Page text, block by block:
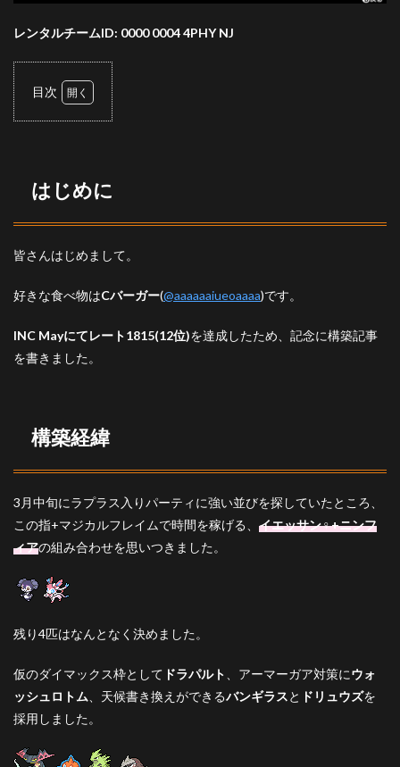
レンタルチームID: 0000 0004 4PHY NJ
目次
構築
構成
イエ
ン♀
3.2
3.3
パル
3.4
ロト
ム水
3.5
バン
ス
ドリ
ュウ
選出
はじめに
皆さんはじめまして。
好きな食べ物はCバーガー(@aaaaaaiueoaaaa)です。
INC Mayにてレート1815(12位)を達成したため、記念に構築記事
を書きました。
構築経緯
3月中旬にラプラス入りパーティに強い並びを探していたところ、
この指+マジカルフレイムで時間を稼げる、 イエッサン♀+ニンフ
ィアの組み合わせを思いつきました。
残り4匹はなんとなく決めました。
仮のダイマックス枠として ドラパルト 、アーマーガア対策にウォ
ッシュロトム 、天候書き換えができるバンギラスと ドリュウズを
採用しました。